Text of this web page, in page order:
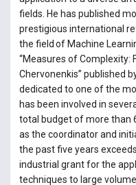
fields. He has published
prestigious international
the field of Machine
“Measures of Complexity:
Chervonenkis” published
dedicated to one of the
has been involved in
total budget of more than
as the coordinator and
the past five years
industrial grant for the
techniques to large